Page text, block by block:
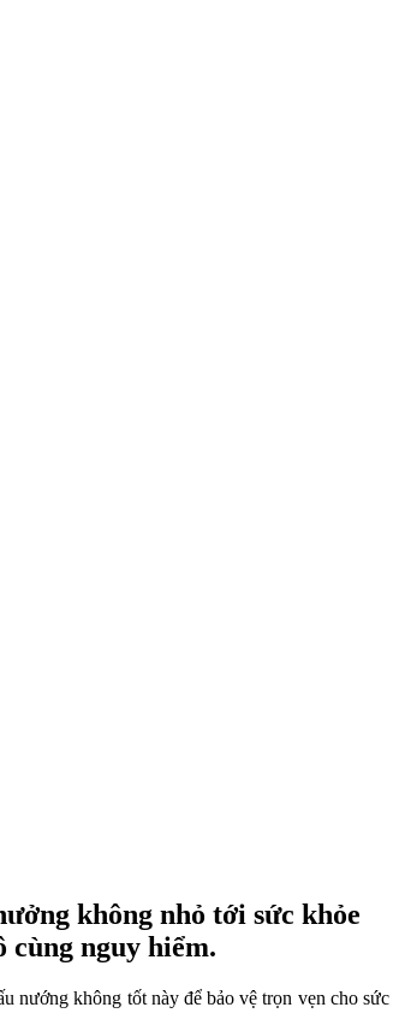
không nhỏ tới sức khỏe
cùng nguy hiểm.
nướng không tốt này để bảo vệ trọn vẹn cho sức